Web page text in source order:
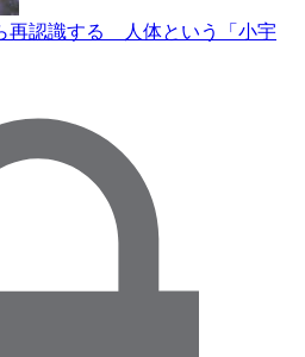
再認識する 人体という「小宇